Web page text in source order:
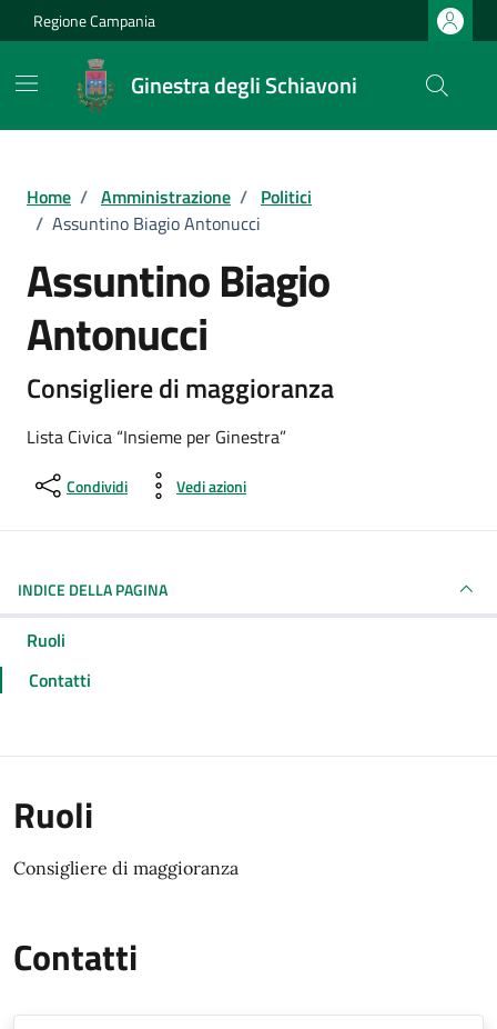
Vai ai contenuti
Vai al footer
Regione Campania
Ginestra degli Schiavoni
Home / Amministrazione / Politici
/ Assuntino Biagio Antonucci
Assuntino Biagio
Antonucci
Consigliere di maggioranza
Lista Civica “Insieme per Ginestra”
Condividi Vedi azioni
INDICE DELLA PAGINA
Ruoli
Contatti
Ruoli
Consigliere di maggioranza
Contatti